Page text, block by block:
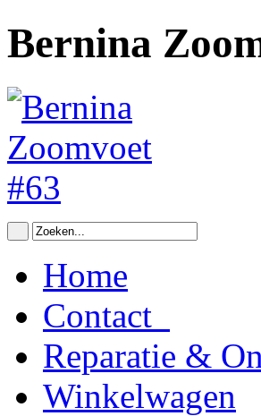
Bernina
Home
Contact
Reparatie &
Winkelwagen